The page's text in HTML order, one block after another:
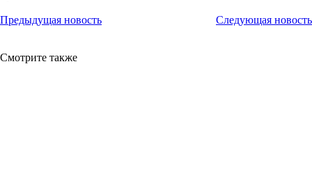
Предыдущая новость Следующая новость
Смотрите также